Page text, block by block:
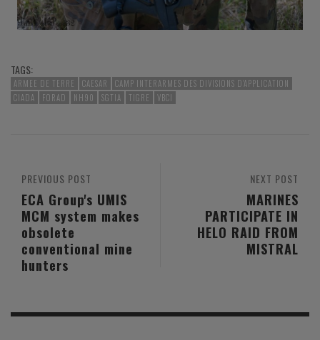
TAGS:
ARMEE DE TERRE CAESAR
CAMP INTERARMES DES DIVISIONS D'APPLICATION
CIADA
FORAD NH90 SGTIA TIGRE VBCI
NEXT POST
MARINES
PARTICIPATE IN
HELO RAID FROM
MISTRAL
PREVIOUS POST
ECA Group's UMIS
MCM system makes
obsolete
conventional mine
hunters